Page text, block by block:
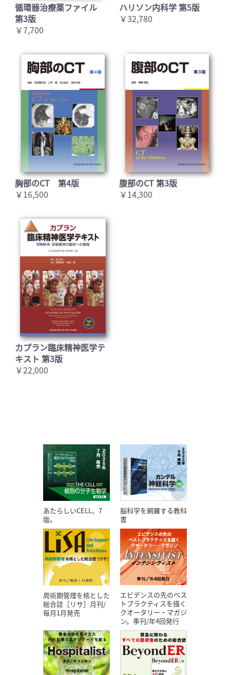
循環器治療薬ファイル
第3版
￥7,700
ハリソン内科学 第5版
￥32,780
胸部のCT 第4版
￥16,500
腹部のCT 第3版
￥14,300
カプラン臨床精神医学テ
キスト 第3版
￥22,000
あたらしいCELL、7
版。
脳科学を網羅する教科
書
周術期管理を核とした
総合誌［リサ］月刊/
毎月1月発売
エビデンスの先のベス
トプラクティスを描く
クオータリー・マガジ
ン。季刊/年4回発行